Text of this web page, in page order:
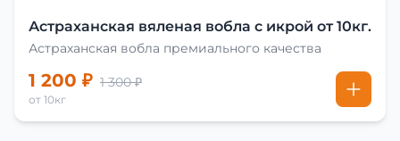
Астраханская вяленая вобла с икрой от 10кг.
Астраханская вобла премиального качества
1 200 ₽ 1 300 ₽
от 10кг